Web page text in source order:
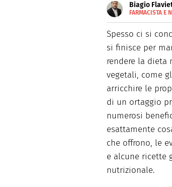
Biagio
FARMACISTA E
SITO
Farmacista
web editor
Spesso ci si
si finisce per
rendere la
vegetali, come
arricchire le
di un ortaggio
numerosi
esattamente
che offrono, le
e alcune ricette
nutrizionale.